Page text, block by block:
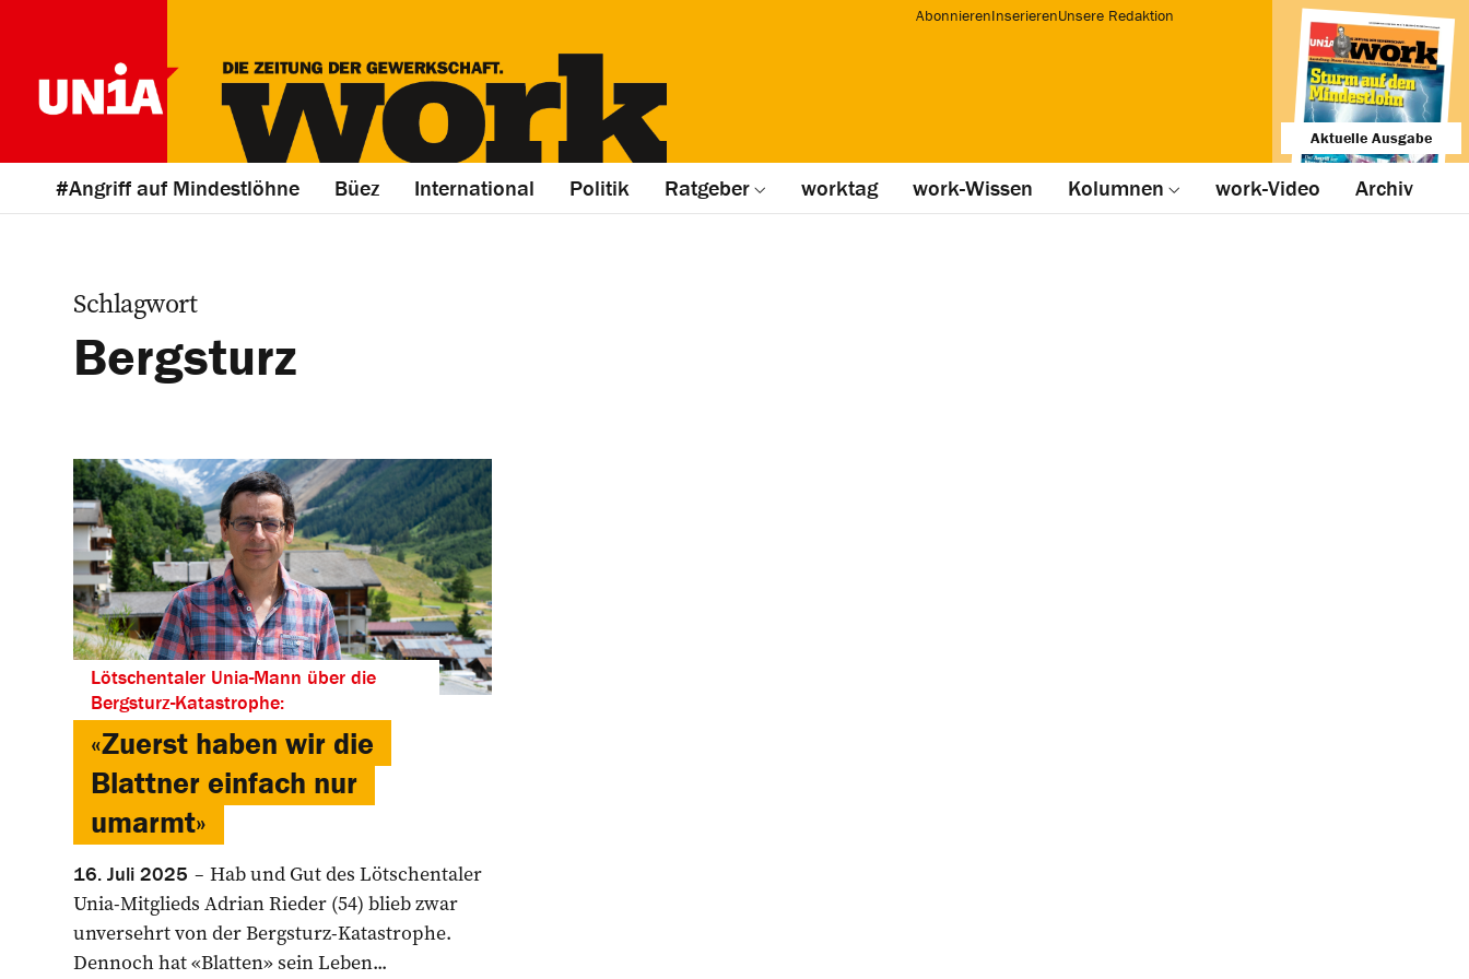
AbonnierenInserierenUnsere Redaktion
Aktuelle Ausgabe
#Angriff auf Mindestlöhne Büez International Politik Ratgeber worktag work-Wissen Kolumnen work-Video Archiv
Schlagwort
Bergsturz
Lötschentaler Unia-Mann über die
Bergsturz-Katastrophe:
«Zuerst haben wir die
Blattner einfach nur
umarmt»
16. Juli 2025
Hab und Gut des Lötschentaler
Unia-Mitglieds Adrian Rieder (54) blieb zwar
unversehrt von der Bergsturz-Katastrophe.
Dennoch hat «Blatten» sein Leben...